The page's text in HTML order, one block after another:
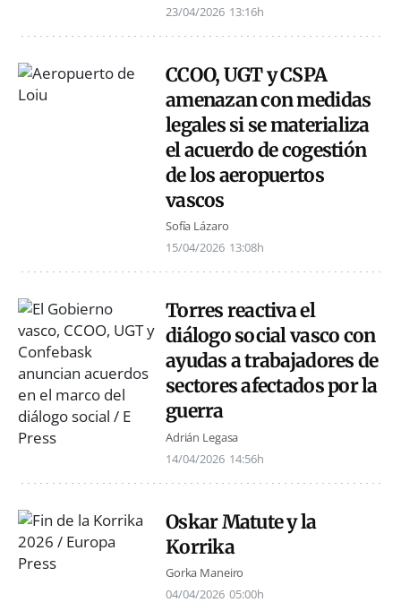
23/04/2026 13:16h
CCOO, UGT y CSPA
amenazan con medidas
legales si se materializa
el acuerdo de cogestión
de los aeropuertos
vascos
Sofía Lázaro
15/04/2026 13:08h
Torres reactiva el
diálogo social vasco con
ayudas a trabajadores de
sectores afectados por la
guerra
Adrián Legasa
14/04/2026 14:56h
Oskar Matute y la
Korrika
Gorka Maneiro
04/04/2026 05:00h